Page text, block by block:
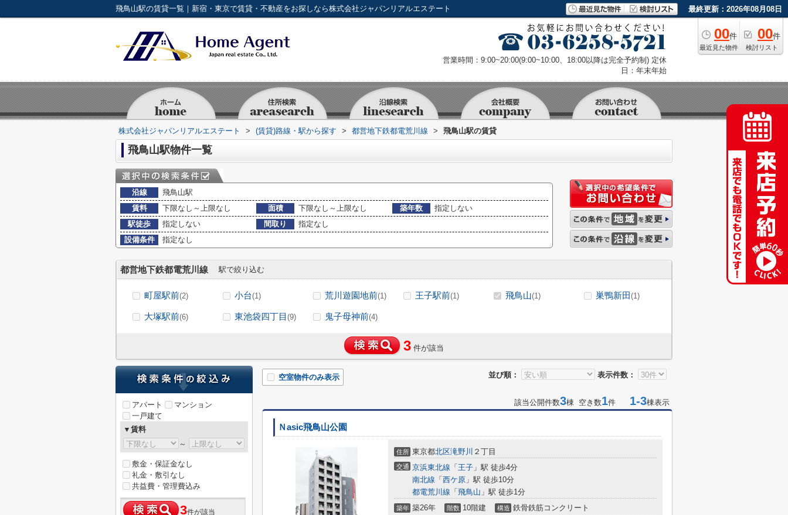
飛鳥山駅の賃貸一覧｜新宿・東京で賃貸・不動産をお探しなら株式会社ジャパンリアルエステート 最終更新：2026年08月08日
00件
最近見た物件
00件
検討リスト
営業時間：9:00~20:00(9:00~10:00、18:00以降は完全予約制) 定休
日：年末年始
株式会社ジャパンリアルエステート > (賃貸)路線・駅から探す > 都営地下鉄都電荒川線 > 飛鳥山駅の賃貸
飛鳥山駅物件一覧
沿線
飛鳥山駅
賃料
下限なし～上限なし 面積 下限なし～上限なし 築年数
指定しない
駅徒歩
指定しない 間取り
指定なし
設備条件
指定なし
都営地下鉄都電荒川線 駅で絞り込む
町屋駅前(2) 小台(1) 荒川遊園地前(1) 王子駅前(1) 飛鳥山(1) 巣鴨新田(1)
大塚駅前(6) 東池袋四丁目 (9) 鬼子母神前(4)
3 件が該当
並び順： 表示件数：
空室物件のみ表示
該当公開件数3棟 空き数1件 1-3棟表示
Ｎasic飛鳥山公園
住所 東京都北区滝野川 ２丁目
交通 京浜東北線 「 王子 」駅 徒歩4分
南北線 「 西ケ原 」駅 徒歩10分
都電荒川線 「 飛鳥山 」駅 徒歩1分
築年 築26年 階数 10階建 構造 鉄骨鉄筋コンクリート
アパート
マンション
一戸建て
▼賃料
～
敷金・保証金なし
礼金・敷引なし
共益費・管理費込み
3件が該当